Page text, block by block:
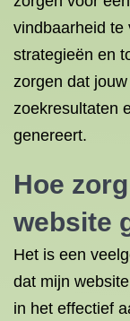
vindbaarheid te
strategieën en
zorgen dat
zoekresultaten
genereert.
Hoe
website
Het is een
dat mijn
in het effectief